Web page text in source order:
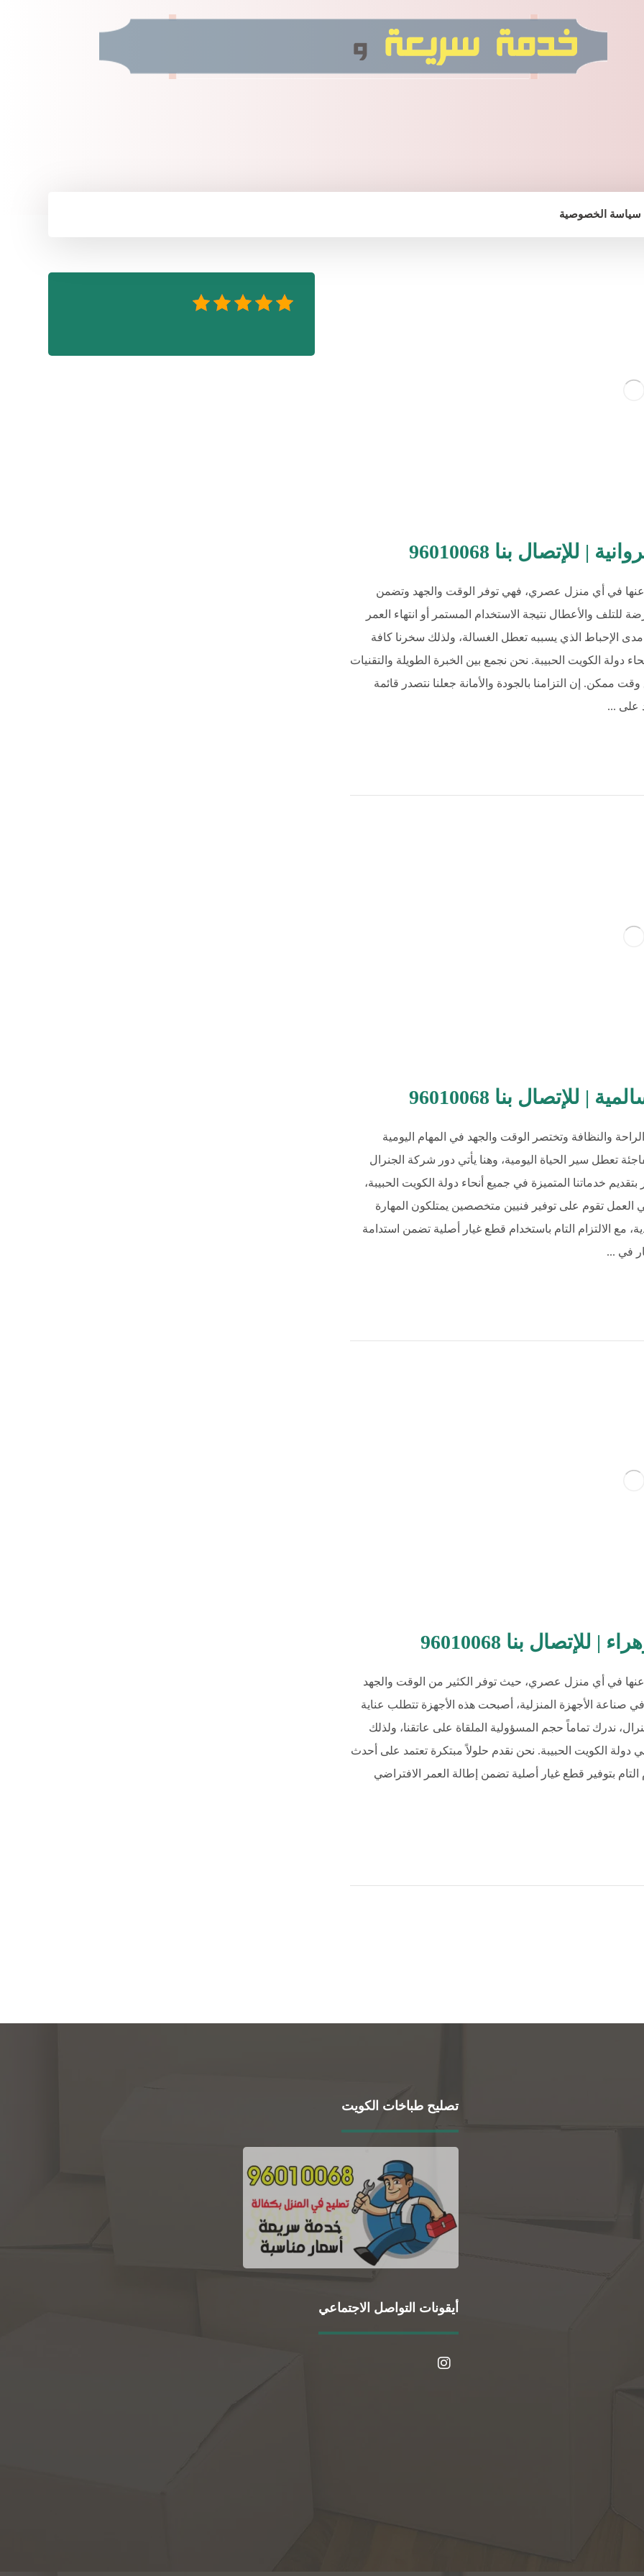
سياسة الخصوصية
بنا 96010068
عنها في أي منزل عصري، فهي توفر الوقت والجهد وتضمن
والأعطال نتيجة الاستخدام المستمر أو انتهاء العمر
الإحباط الذي يسببه تعطل الغسالة، ولذلك سخرنا كافة
دولة الكويت الحبيبة. نحن نجمع بين الخبرة الطويلة والتقنيات
ممكن. إن التزامنا بالجودة والأمانة جعلنا نتصدر قائمة
على ...
بنا 96010068
والنظافة وتختصر الوقت والجهد في المهام اليومية
تعطل سير الحياة اليومية، وهنا يأتي دور شركة الجنرال
خدماتنا المتميزة في جميع أنحاء دولة الكويت الحبيبة،
العمل تقوم على توفير فنيين متخصصين يمتلكون المهارة
مع الالتزام التام باستخدام قطع غيار أصلية تضمن استدامة
في ...
بنا 96010068
عنها في أي منزل عصري، حيث توفر الكثير من الوقت والجهد
صناعة الأجهزة المنزلية، أصبحت هذه الأجهزة تتطلب عناية
ندرك تماماً حجم المسؤولية الملقاة على عاتقنا، ولذلك
دولة الكويت الحبيبة. نحن نقدم حلولاً مبتكرة تعتمد على أحدث
بتوفير قطع غيار أصلية تضمن إطالة العمر الافتراضي
تصليح طباخات الكويت
أيقونات التواصل الاجتماعي